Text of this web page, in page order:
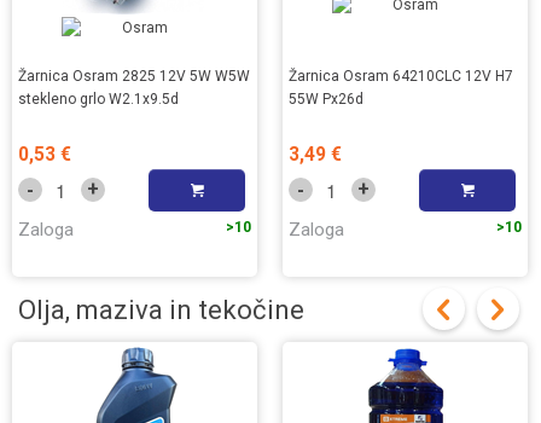
Žarnica Osram 2825 12V 5W W5W
stekleno grlo W2.1x9.5d
0,53 €
- +
Zaloga >10
Žarnica Osram 64210CLC 12V H7
55W Px26d
3,49 €
- +
Zaloga >10
Olja, maziva in tekočine